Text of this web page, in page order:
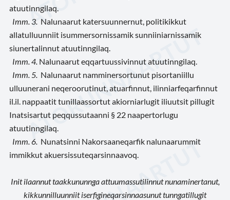
atuutinngilaq.
Imm. 3. Nalunaarut katersuunnernut, politikikkut
allatulluunniit isummersornissamik sunniiniarnissamik
siunertalinnut atuutinngilaq.
Imm. 4. Nalunaarut eqqartuussivinnut atuutinngilaq.
Imm. 5. Nalunaarut namminersortunut pisortaniillu
ulluunerani neqeroorutinut, atuarfinnut, ilinniarfeqarfinnut
il.il. nappaatit tunillaassortut akiorniarlugit iliuutsit pillugit
Inatsisartut peqqussutaanni § 22 naapertorlugu
atuutinngilaq.
Imm. 6. Nunatsinni Nakorsaaneqarfik nalunaarummit
immikkut akuersissuteqarsinnaavoq.
Init ilaannut taakkununnga attuumassutilinnut nunaminertanut,
kikkunnilluunniit iserfigineqarsinnaasunut tunngatillugit